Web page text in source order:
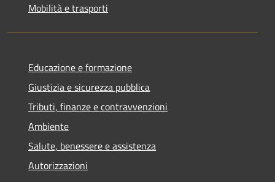
Mobilità e trasporti
Educazione e formazione
Giustizia e sicurezza pubblica
Tributi, finanze e contravvenzioni
Ambiente
Salute, benessere e assistenza
Autorizzazioni